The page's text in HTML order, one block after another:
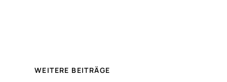
WEITERE BEITRÄGE